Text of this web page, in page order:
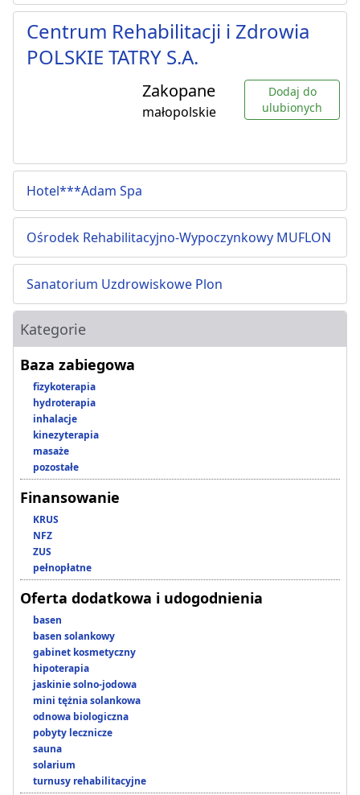
Centrum Rehabilitacji i Zdrowia
POLSKIE TATRY S.A.
Zakopane
małopolskie
Dodaj do
ulubionych
Hotel***Adam Spa
Ośrodek Rehabilitacyjno-Wypoczynkowy MUFLON
Sanatorium Uzdrowiskowe Plon
Kategorie
Baza zabiegowa
fizykoterapia
hydroterapia
inhalacje
kinezyterapia
masaże
pozostałe
Finansowanie
KRUS
NFZ
ZUS
pełnopłatne
Oferta dodatkowa i udogodnienia
basen
basen solankowy
gabinet kosmetyczny
hipoterapia
jaskinie solno-jodowa
mini tężnia solankowa
odnowa biologiczna
pobyty lecznicze
sauna
solarium
turnusy rehabilitacyjne